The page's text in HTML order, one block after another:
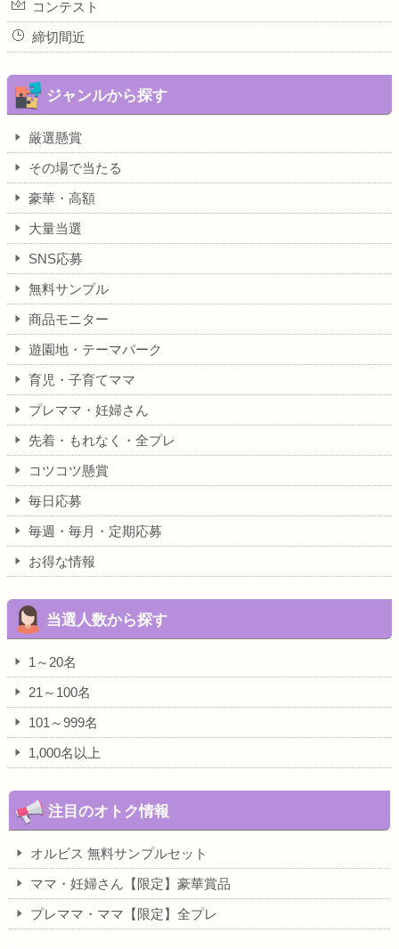
コンテスト
締切間近
ジャンルから探す
厳選懸賞
その場で当たる
豪華・高額
大量当選
SNS応募
無料サンプル
商品モニター
遊園地・テーマパーク
育児・子育てママ
プレママ・妊婦さん
先着・もれなく・全プレ
コツコツ懸賞
毎日応募
毎週・毎月・定期応募
お得な情報
当選人数から探す
1～20名
21～100名
101～999名
1,000名以上
注目のオトク情報
オルビス 無料サンプルセット
ママ・妊婦さん【限定】豪華賞品
プレママ・ママ【限定】全プレ